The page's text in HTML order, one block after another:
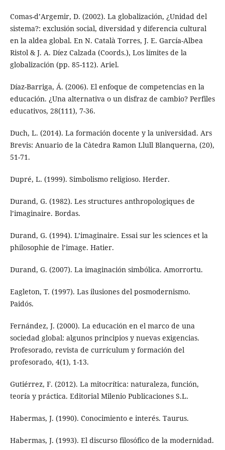
Comas-d’Argemir, D. (2002). La globalización, ¿Unidad del
sistema?: exclusión social, diversidad y diferencia cultural
en la aldea global. En N. Català Torres, J. E. García-Albea
Ristol & J. A. Díez Calzada (Coords.), Los límites de la
globalización (pp. 85-112). Ariel.
Díaz-Barriga, Á. (2006). El enfoque de competencias en la
educación. ¿Una alternativa o un disfraz de cambio? Perfiles
educativos, 28(111), 7-36.
Duch, L. (2014). La formación docente y la universidad. Ars
Brevis: Anuario de la Càtedra Ramon Llull Blanquerna, (20),
51-71.
Dupré, L. (1999). Simbolismo religioso. Herder.
Durand, G. (1982). Les structures anthropologiques de
l’imaginaire. Bordas.
Durand, G. (1994). L’imaginaire. Essai sur les sciences et la
philosophie de l’image. Hatier.
Durand, G. (2007). La imaginación simbólica. Amorrortu.
Eagleton, T. (1997). Las ilusiones del posmodernismo.
Paidós.
Fernández, J. (2000). La educación en el marco de una
sociedad global: algunos principios y nuevas exigencias.
Profesorado, revista de currículum y formación del
profesorado, 4(1), 1-13.
Gutiérrez, F. (2012). La mitocrítica: naturaleza, función,
teoría y práctica. Editorial Milenio Publicaciones S.L.
Habermas, J. (1990). Conocimiento e interés. Taurus.
Habermas, J. (1993). El discurso filosófico de la modernidad.